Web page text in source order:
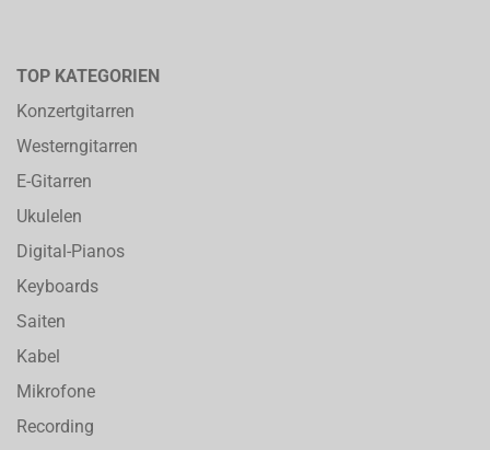
TOP KATEGORIEN
Konzertgitarren
Westerngitarren
E-Gitarren
Ukulelen
Digital-Pianos
Keyboards
Saiten
Kabel
Mikrofone
Recording